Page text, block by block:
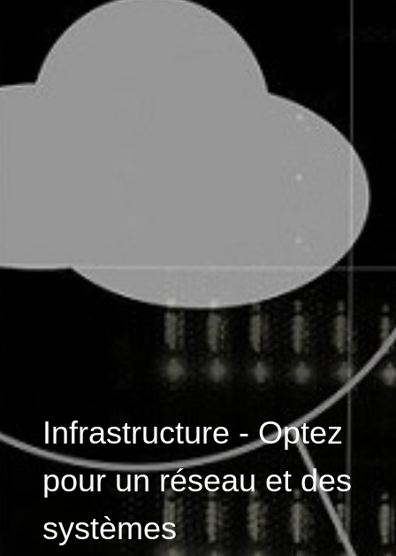
Infrastructure - Optez
pour un réseau et des
systèmes